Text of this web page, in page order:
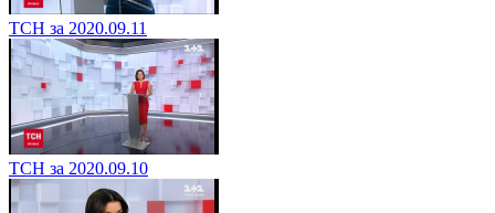
ТСН за 2020.09.11
ТСН за 2020.09.10